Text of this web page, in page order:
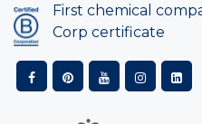
First chemical
Corp certificate